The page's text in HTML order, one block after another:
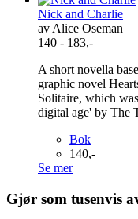
Nick and Charlie
av Alice Oseman
140 - 183,-
A short novella
graphic novel
Solitaire, which
digital age' by The
Bok
140,-
Se mer
Gjør som tusenvis